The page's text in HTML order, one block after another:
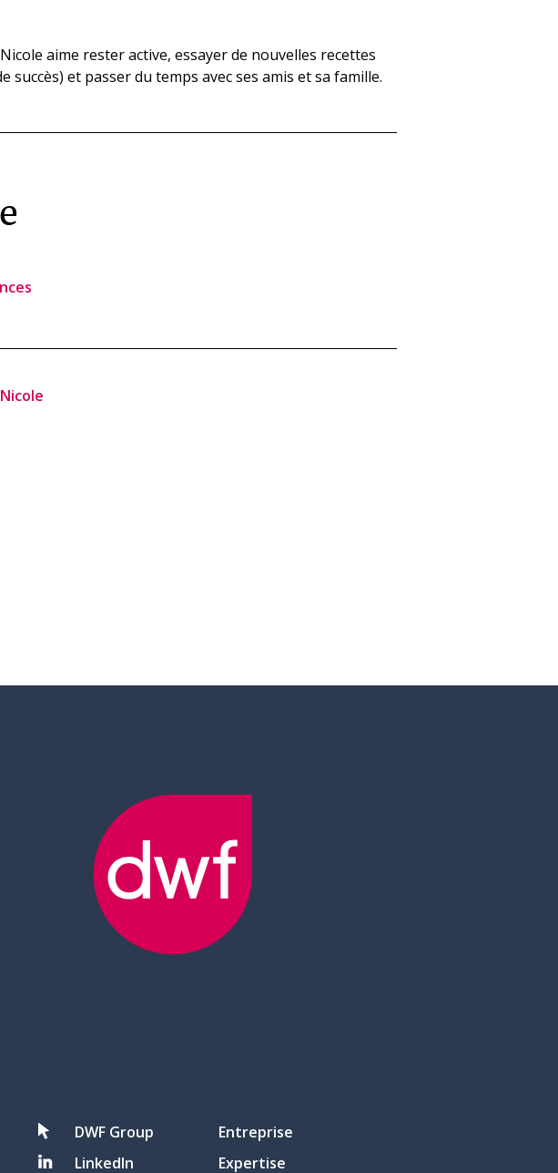
aime rester active, essayer de nouvelles recettes
succès) et passer du temps avec ses amis et sa famille.
DWF Group
LinkedIn
Entreprise
Expertise